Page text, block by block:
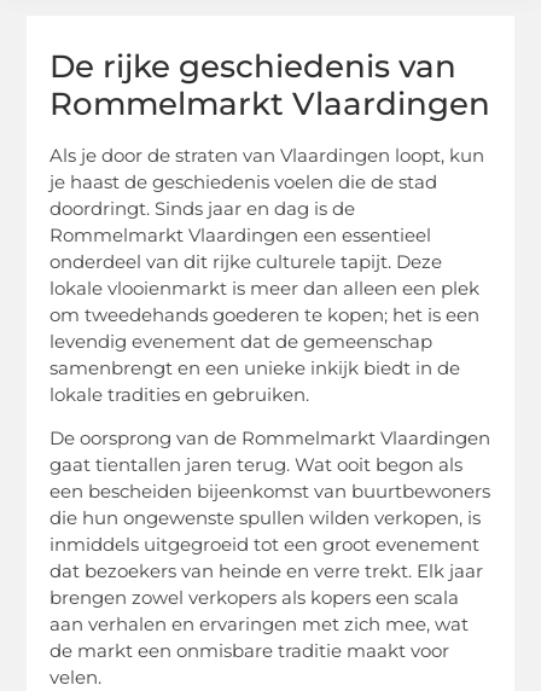
De rijke geschiedenis van
Rommelmarkt Vlaardingen
Als je door de straten van Vlaardingen loopt, kun
je haast de geschiedenis voelen die de stad
doordringt. Sinds jaar en dag is de
Rommelmarkt Vlaardingen een essentieel
onderdeel van dit rijke culturele tapijt. Deze
lokale vlooienmarkt is meer dan alleen een plek
om tweedehands goederen te kopen; het is een
levendig evenement dat de gemeenschap
samenbrengt en een unieke inkijk biedt in de
lokale tradities en gebruiken.
De oorsprong van de Rommelmarkt Vlaardingen
gaat tientallen jaren terug. Wat ooit begon als
een bescheiden bijeenkomst van buurtbewoners
die hun ongewenste spullen wilden verkopen, is
inmiddels uitgegroeid tot een groot evenement
dat bezoekers van heinde en verre trekt. Elk jaar
brengen zowel verkopers als kopers een scala
aan verhalen en ervaringen met zich mee, wat
de markt een onmisbare traditie maakt voor
velen.